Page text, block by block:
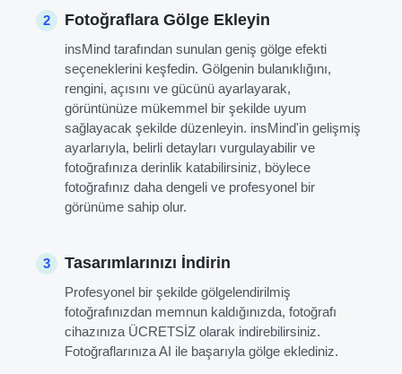
2 Fotoğraflara Gölge Ekleyin
insMind tarafından sunulan geniş gölge efekti
seçeneklerini keşfedin. Gölgenin bulanıklığını,
rengini, açısını ve gücünü ayarlayarak,
görüntünüze mükemmel bir şekilde uyum
sağlayacak şekilde düzenleyin. insMind'in gelişmiş
ayarlarıyla, belirli detayları vurgulayabilir ve
fotoğrafınıza derinlik katabilirsiniz, böylece
fotoğrafınız daha dengeli ve profesyonel bir
görünüme sahip olur.
3 Tasarımlarınızı İndirin
Profesyonel bir şekilde gölgelendirilmiş
fotoğrafınızdan memnun kaldığınızda, fotoğrafı
cihazınıza ÜCRETSİZ olarak indirebilirsiniz.
Fotoğraflarınıza AI ile başarıyla gölge eklediniz.